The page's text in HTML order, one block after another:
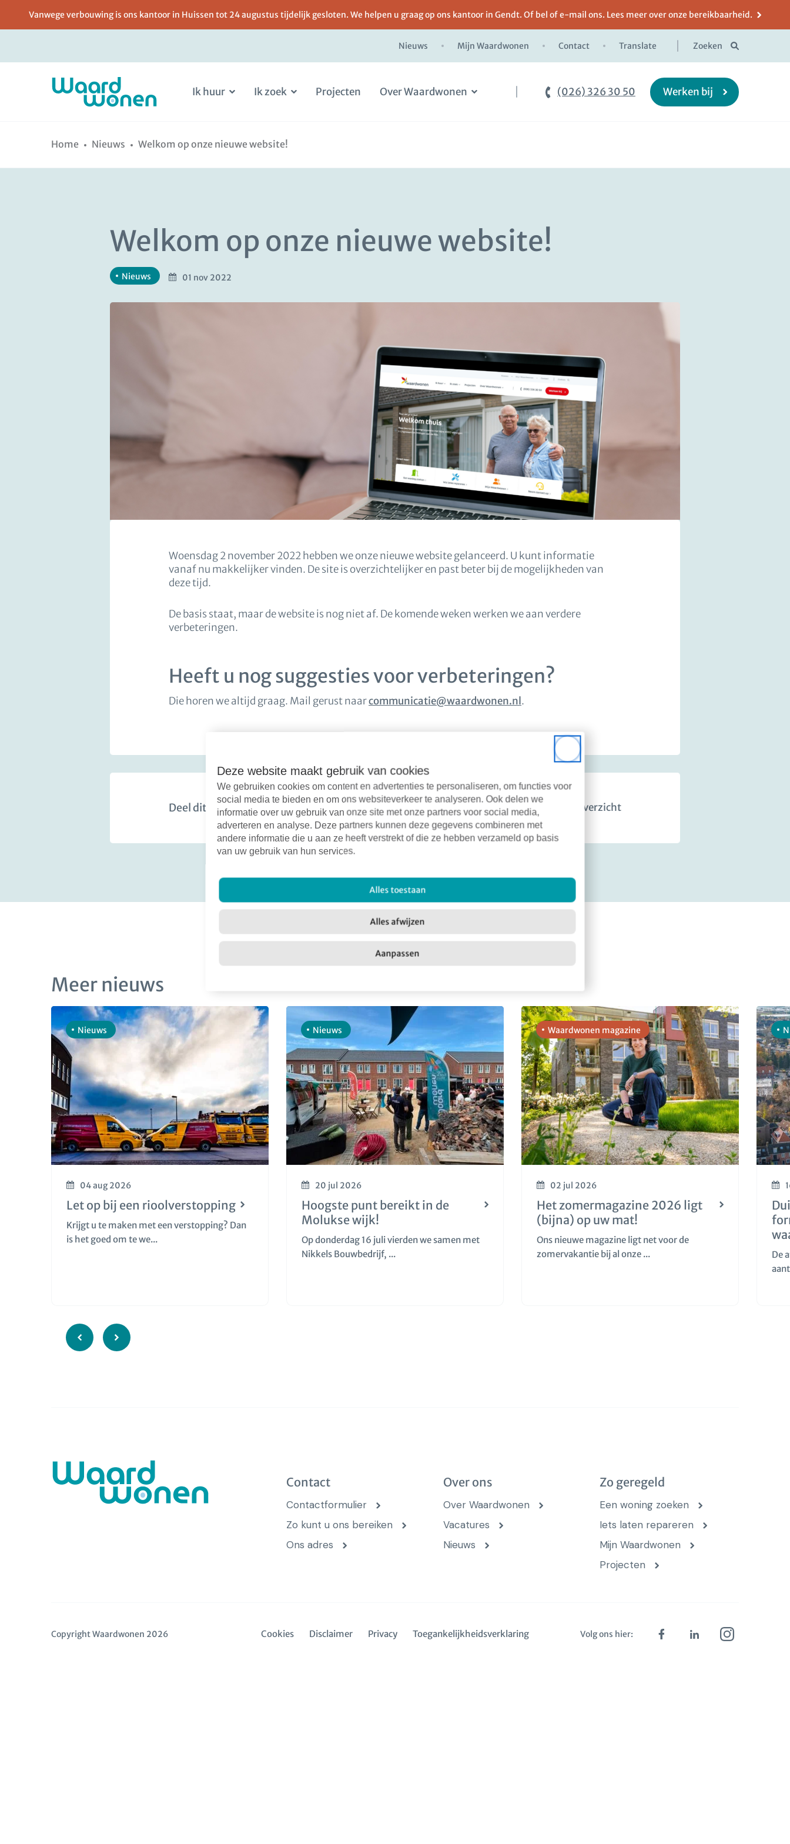
Close
Deze website maakt gebruik van cookies
We gebruiken cookies om content en advertenties te personaliseren, om functies voor
social media te bieden en om ons websiteverkeer te analyseren. Ook delen we
informatie over uw gebruik van onze site met onze partners voor social media,
adverteren en analyse. Deze partners kunnen deze gegevens combineren met
andere informatie die u aan ze heeft verstrekt of die ze hebben verzameld op basis
van uw gebruik van hun services.
Alles toestaan
Alles afwijzen
Aanpassen
inhoud
navigatie
Vanwege verbouwing is ons kantoor in Huissen tot 24 augustus tijdelijk gesloten. We helpen u graag op ons kantoor in Gendt. Of bel of e-mail ons. Lees meer over onze bereikbaarheid.
Nieuws Mijn Waardwonen Contact Translate Zoeken
Ik huur Ik zoek Projecten Over Waardwonen (026) 326 30 50 Werken bij
Home Nieuws Welkom op onze nieuwe website!
Welkom op onze nieuwe website!
Nieuws 01 nov 2022
Woensdag 2 november 2022 hebben we onze nieuwe website gelanceerd. U kunt informatie
vanaf nu makkelijker vinden. De site is overzichtelijker en past beter bij de mogelijkheden van
deze tijd.
De basis staat, maar de website is nog niet af. De komende weken werken we aan verdere
verbeteringen.
Heeft u nog suggesties voor verbeteringen?
Die horen we altijd graag. Mail gerust naarcommunicatie@waardwonen.nl.
Deel dit bericht:
Facebook
X LinkedInEmail
Terug naar overzicht
Meer nieuws
Nieuws
04 aug 2026
Let op bij een rioolverstopping
Krijgt u te maken met een verstopping? Dan
is het goed om te we...
Nieuws
20 jul 2026
Hoogste punt bereikt in de
Molukse wijk!
Op donderdag 16 juli vierden we samen met
Nikkels Bouwbedrijf, ...
Waardwonen magazine
02 jul 2026
Het zomermagazine 2026 ligt
(bijna) op uw mat!
Ons nieuwe magazine ligt net voor de
zomervakantie bij al onze ...
De
Contact
Contactformulier
Zo kunt u ons bereiken
Ons adres
Over ons
Over Waardwonen
Vacatures
Nieuws
Zo geregeld
Een woning zoeken
Iets laten repareren
Mijn Waardwonen
Projecten
Copyright Waardwonen 2026 Cookies Disclaimer Privacy Toegankelijkheidsverklaring Volg ons hier: